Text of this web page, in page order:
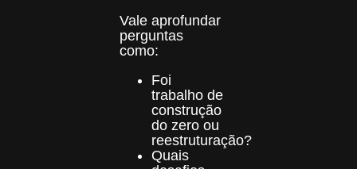
Vale aprofundar
perguntas
como:
Foi
trabalho de
construção
do zero ou
reestruturação?
Quais